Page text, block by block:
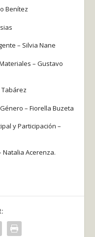
Benítez
– Silvia Nane
– Gustavo
– Fiorella Buzeta
y Participación –
Acerenza.